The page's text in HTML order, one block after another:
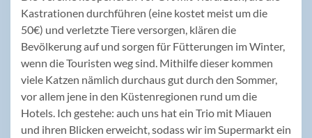
Kastrationen durchführen (eine kostet meist um die
50€) und verletzte Tiere versorgen, klären die
Bevölkerung auf und sorgen für Fütterungen im Winter,
wenn die Touristen weg sind. Mithilfe dieser kommen
viele Katzen nämlich durchaus gut durch den Sommer,
vor allem jene in den Küstenregionen rund um die
Hotels. Ich gestehe: auch uns hat ein Trio mit Miauen
und ihren Blicken erweicht, sodass wir im Supermarkt ein